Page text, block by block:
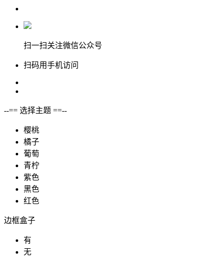
扫一扫关注微信公众号
扫码用手机访问
--== 选择主题 ==--
樱桃
橘子
葡萄
青柠
紫色
黑色
红色
边框盒子
有
无